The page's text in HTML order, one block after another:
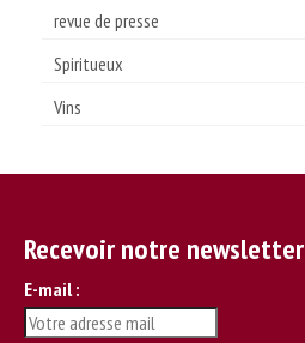
revue de presse
Spiritueux
Vins
Recevoir notre newsletter
E-mail :